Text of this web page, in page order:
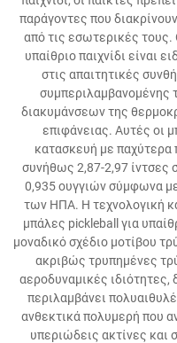
παράγοντες που
από τις εσωτερικές τους.
υπαίθριο παιχνίδι είναι
στις απαιτητικές
συμπεριλαμβανομένης
διακυμάνσεων της
επιφάνειας. Αυτές οι
κατασκευή με παχύτερα
συνήθως 2,87-2,97 ίντσες
0,935 ουγγιών σύμφωνα
των ΗΠΑ. Η τεχνολογική
μπάλες pickleball για
μοναδικό σχέδιο μοτίβου
ακριβώς τρυπημένες
αεροδυναμικές
περιλαμβάνει
ανθεκτικά πολυμερή που
υπεριώδεις ακτίνες και